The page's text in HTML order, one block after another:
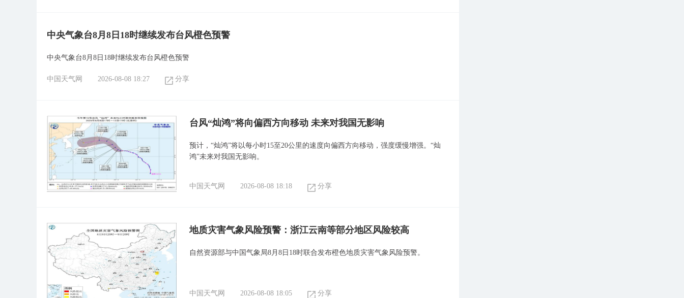
中央气象台8月8日18时继续发布台风橙色预警
中央气象台8月8日18时继续发布台风橙色预警
中国天气网 2026-08-08 18:27 分享
台风“灿鸿”将向偏西方向移动 未来对我国无影响
预计，“灿鸿”将以每小时15至20公里的速度向偏西方向移动，强度缓慢增强。“灿
鸿”未来对我国无影响。
中国天气网 2026-08-08 18:18 分享
地质灾害气象风险预警：浙江云南等部分地区风险较高
自然资源部与中国气象局8月8日18时联合发布橙色地质灾害气象风险预警。
中国天气网 2026-08-08 18:05 分享